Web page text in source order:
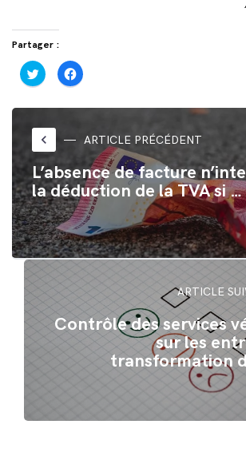
Partager :
Cliquez
pour
partager
Twitter(ouvre
une
nouvelle
fenêtre)
Cliquez
pour
Facebook(ouvre
nouvelle
fenêtre)
keyboard_arrow_left ARTICLE PRÉCÉDENT
L’absence de facture
la déduction de la TVA si …
ARTICLE
Contrôle des services
sur les
transformation